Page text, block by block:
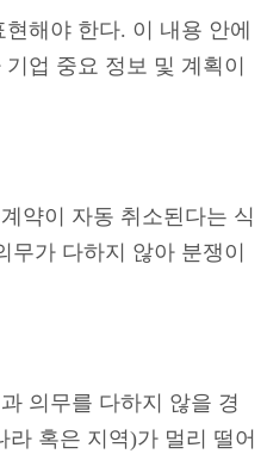
해야 한다. 이 내용 안에
업 중요 정보 및 계획이
약이 자동 취소된다는 식
무가 다하지 않아 분쟁이
의무를 다하지 않을 경
혹은 지역)가 멀리 떨어